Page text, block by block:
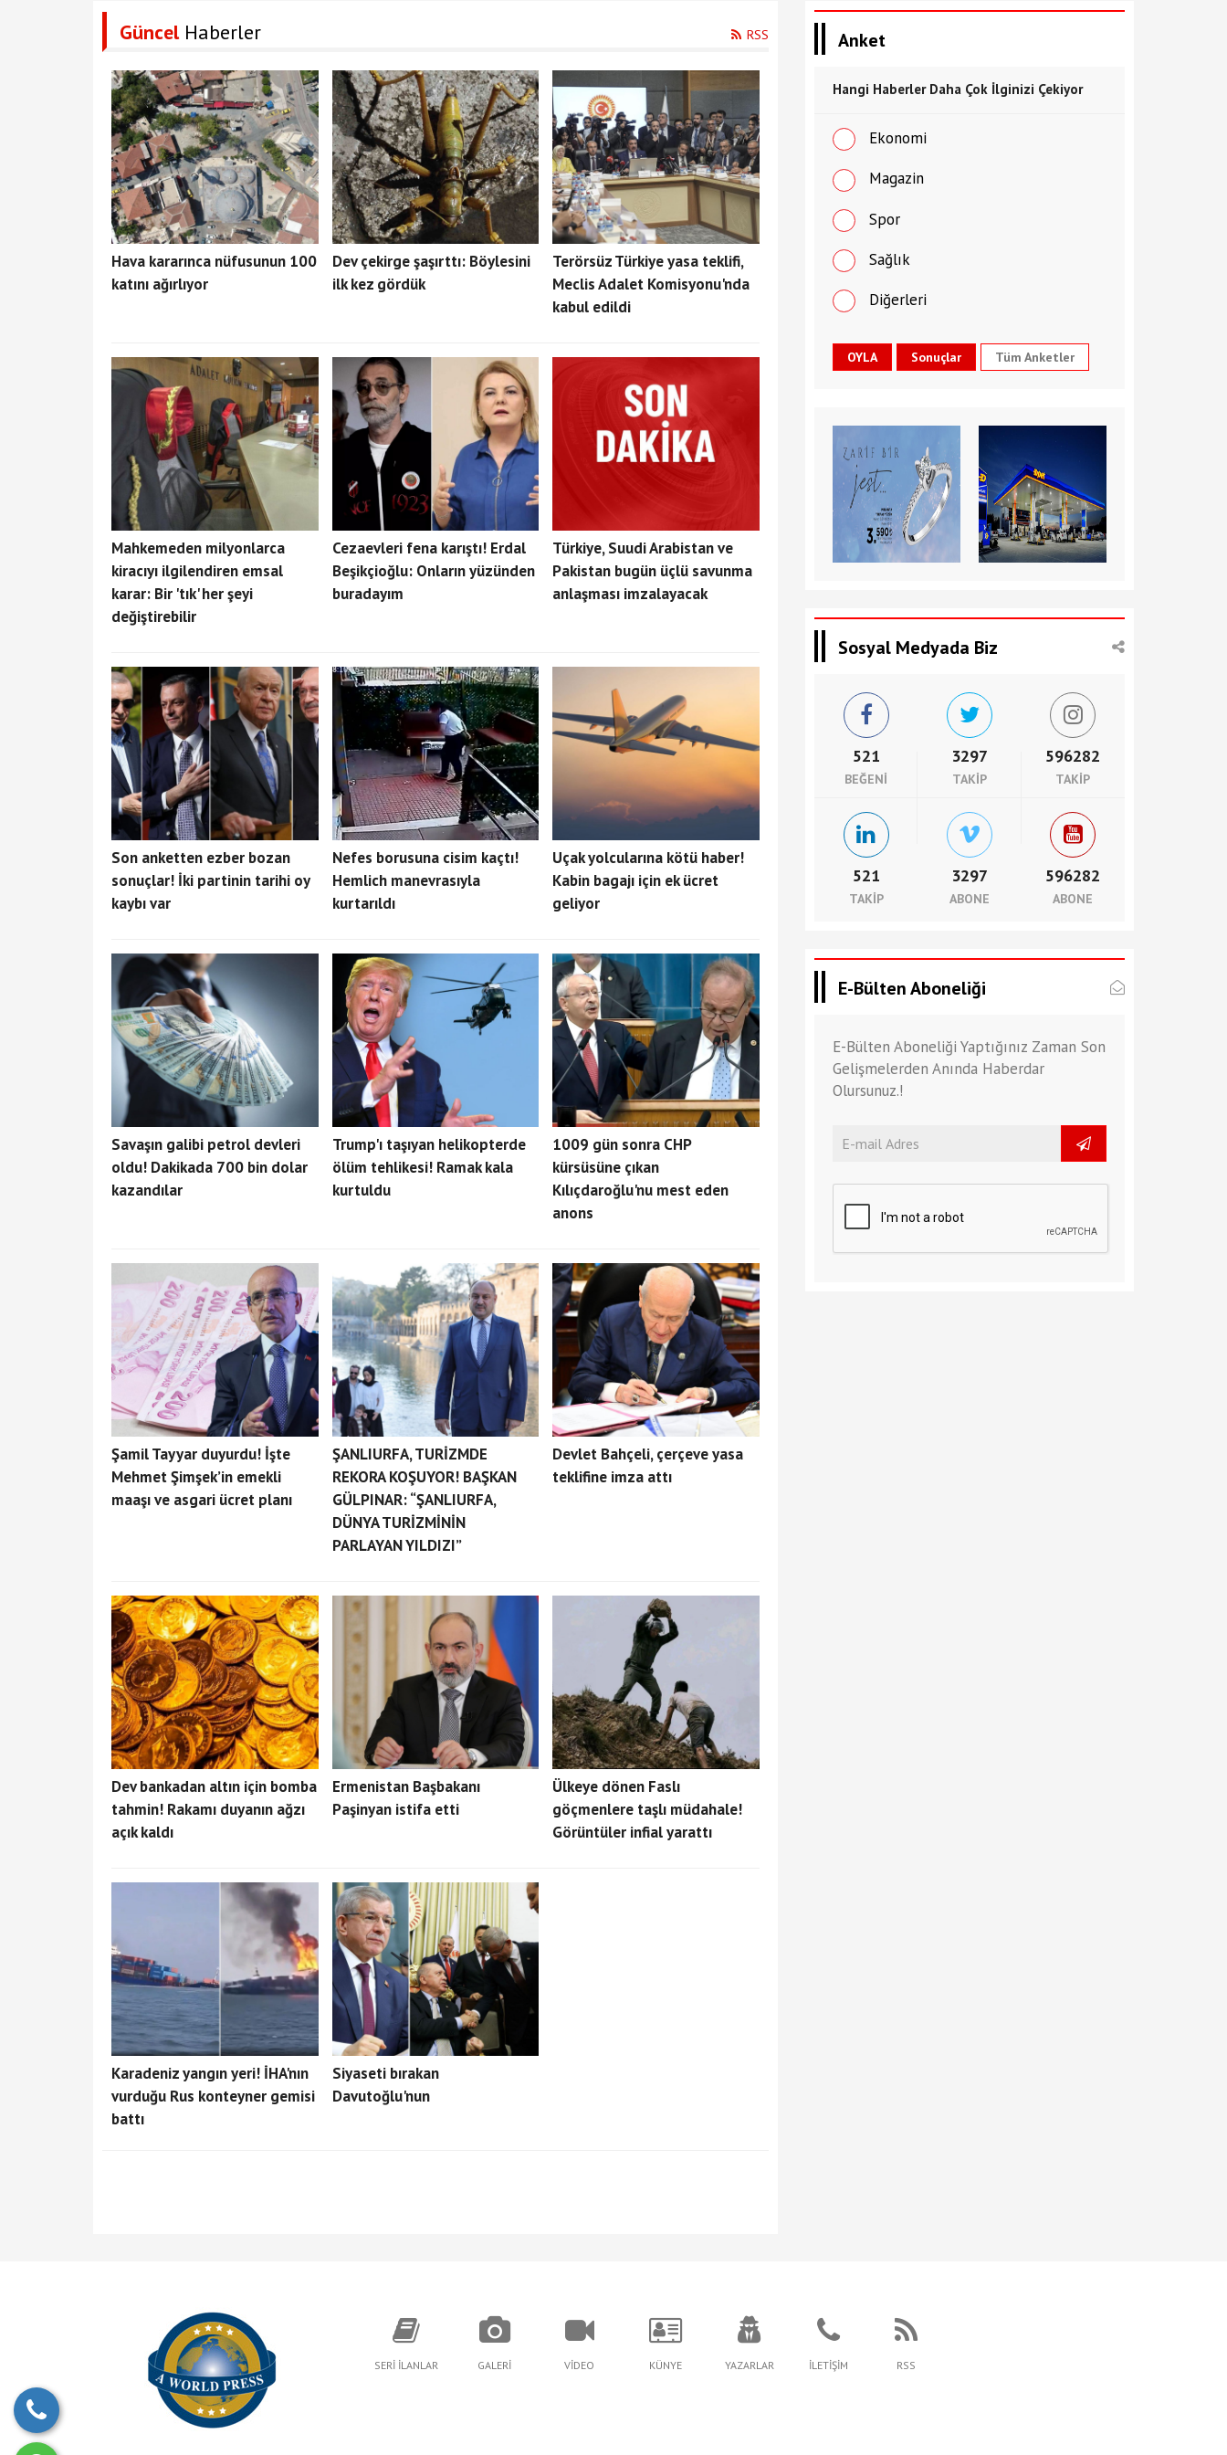
GüncelHaberler RSS
Hava kararınca nüfusunun 100
katını ağırlıyor
Dev çekirge şaşırttı: Böylesini
ilk kez gördük
Terörsüz Türkiye yasa teklifi,
Meclis Adalet Komisyonu'nda
kabul edildi
Mahkemeden milyonlarca
kiracıyı ilgilendiren emsal
karar: Bir 'tık' her şeyi
değiştirebilir
Cezaevleri fena karıştı! Erdal
Beşikçioğlu: Onların yüzünden
buradayım
Türkiye, Suudi Arabistan ve
Pakistan bugün üçlü savunma
anlaşması imzalayacak
Son anketten ezber bozan
sonuçlar! İki partinin tarihi oy
kaybı var
Nefes borusuna cisim kaçtı!
Hemlich manevrasıyla
kurtarıldı
Uçak yolcularına kötü haber!
Kabin bagajı için ek ücret
geliyor
Savaşın galibi petrol devleri
oldu! Dakikada 700 bin dolar
kazandılar
Trump'ı taşıyan helikopterde
ölüm tehlikesi! Ramak kala
kurtuldu
1009 gün sonra CHP
kürsüsüne çıkan
Kılıçdaroğlu'nu mest eden
anons
Şamil Tayyar duyurdu! İşte
Mehmet Şimşek’in emekli
maaşı ve asgari ücret planı
ŞANLIURFA, TURİZMDE
REKORA KOŞUYOR! BAŞKAN
GÜLPINAR: “ŞANLIURFA,
DÜNYA TURİZMİNİN
PARLAYAN YILDIZI”
Devlet Bahçeli, çerçeve yasa
teklifine imza attı
Dev bankadan altın için bomba
tahmin! Rakamı duyanın ağzı
açık kaldı
Ermenistan Başbakanı
Paşinyan istifa etti
Ülkeye dönen Faslı
göçmenlere taşlı müdahale!
Görüntüler infial yarattı
Karadeniz yangın yeri! İHA'nın
vurduğu Rus konteyner gemisi
battı
Siyaseti bırakan
Davutoğlu'nun
Anket
Hangi Haberler Daha Çok İlginizi Çekiyor
Ekonomi
Magazin
Spor
Sağlık
Diğerleri
Tüm Anketler
Sosyal Medyada Biz
521
BEĞENI
3297
TAKIP
596282
TAKIP
521
TAKIP
3297
ABONE
596282
ABONE
E-Bülten Aboneliği
E-Bülten Aboneliği Yaptığınız Zaman Son
Gelişmelerden Anında Haberdar
Olursunuz.!
SERİ İLANLAR GALERİ VİDEO KÜNYE YAZARLAR İLETİŞİM RSS